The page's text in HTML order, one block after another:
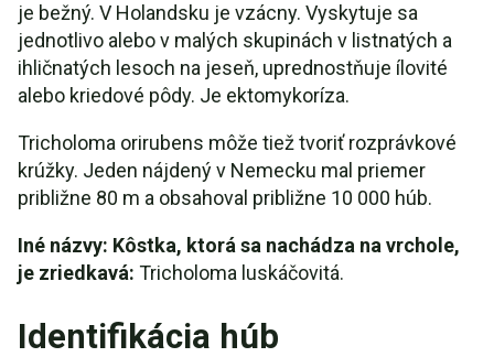
je bežný. V Holandsku je vzácny. Vyskytuje sa
jednotlivo alebo v malých skupinách v listnatých a
ihličnatých lesoch na jeseň, uprednostňuje ílovité
alebo kriedové pôdy. Je ektomykoríza.
Tricholoma orirubens môže tiež tvoriť rozprávkové
krúžky. Jeden nájdený v Nemecku mal priemer
približne 80 m a obsahoval približne 10 000 húb.
Iné názvy: Kôstka, ktorá sa nachádza na vrchole,
je zriedkavá: Tricholoma luskáčovitá.
Identifikácia húb